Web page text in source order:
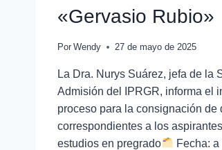
«Gervasio Rubio»
Por Wendy 27 de mayo de 2025
La Dra. Nurys Suárez, jefa de la
Admisión del IPRGR, informa el
proceso para la consignación de
correspondientes a los
estudios en pregrado
Fecha: